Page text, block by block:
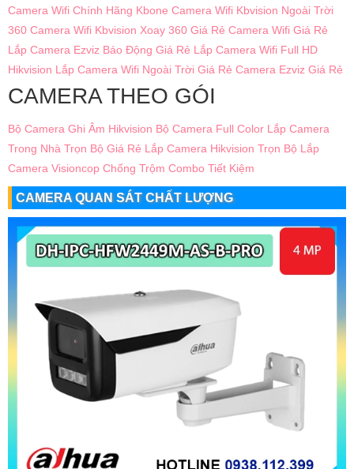
Camera Wifi Chính Hãng Kbone Camera Wifi Kbvision Ngoài Trời
360 Camera Wifi Kbvision Xoay 360 Giá Rẻ Camera Wifi Giá Rẻ
Lắp Camera Ezviz Báo Động Giá Rẻ Lắp Camera Wifi Full HD
Hikvision Lắp Camera Wifi Ngoài Trời Giá Rẻ Camera Ezviz Giá Rẻ
CAMERA THEO GÓI
Bộ Camera Ghi Âm Hikvision Bộ Camera Full Color Lắp Camera
Trong Nhà Trọn Bộ Giá Rẻ Lắp Camera Hikvision Trọn Bộ Lắp
Camera Visioncop Chống Trộm Combo Tiết Kiệm
CAMERA QUAN SÁT CHẤT LƯỢNG